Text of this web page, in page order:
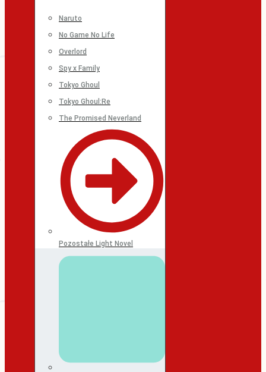
Naruto
No Game No Life
Overlord
Spy x Family
Tokyo Ghoul
Tokyo Ghoul:Re
The Promised Neverland
Pozostałe Light Novel